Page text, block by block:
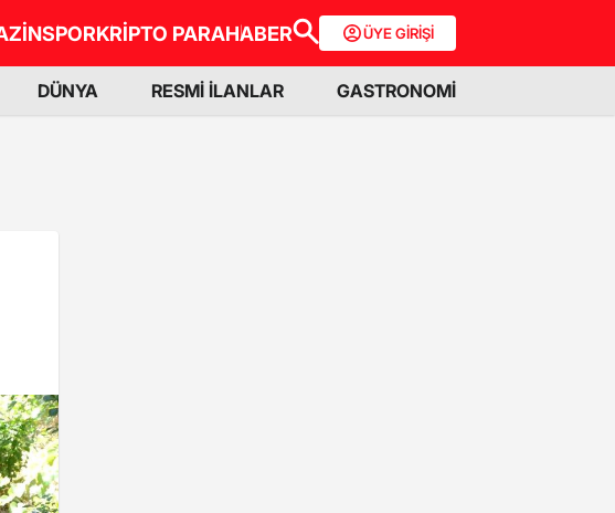
SPORKRİPTO PARAHABER ÜYE GİRİŞİ
DÜNYA RESMİ İLANLAR GASTRONOMİ